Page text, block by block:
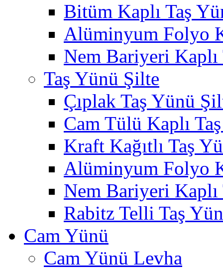
Bitüm Kaplı Taş
Alüminyum Folyo
Nem Bariyeri
Taş Yünü Şilte
Çıplak Taş Yünü
Cam Tülü Kaplı
Kraft Kağıtlı Taş
Alüminyum Folyo
Nem Bariyeri
Rabitz Telli Taş
Cam Yünü
Cam Yünü Levha